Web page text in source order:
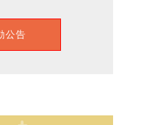
公告